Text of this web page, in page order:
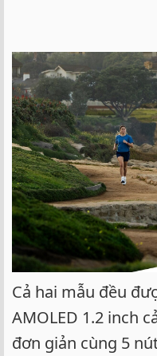
Cả hai mẫu đều
AMOLED 1.2 inch
đơn giản cùng 5